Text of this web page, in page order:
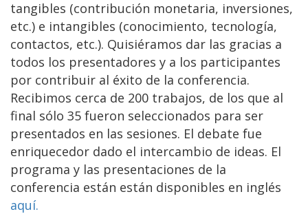
tangibles (contribución monetaria, inversiones,
etc.) e intangibles (conocimiento, tecnología,
contactos, etc.). Quisiéramos dar las gracias a
todos los presentadores y a los participantes
por contribuir al éxito de la conferencia.
Recibimos cerca de 200 trabajos, de los que al
final sólo 35 fueron seleccionados para ser
presentados en las sesiones. El debate fue
enriquecedor dado el intercambio de ideas. El
programa y las presentaciones de la
conferencia están están disponibles en inglés
aquí.